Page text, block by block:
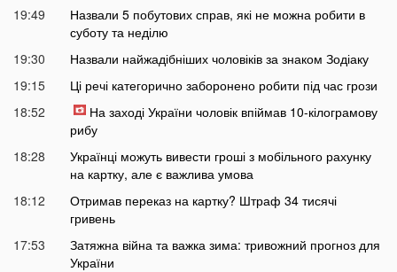
19:49
Назвали 5 побутових справ, які не можна робити в
суботу та неділю
19:30
Назвали найжадібніших чоловіків за знаком Зодіаку
19:15
Ці речі категорично заборонено робити під час грози
18:52
На заході України чоловік впіймав 10-кілограмову
рибу
18:28
Українці можуть вивести гроші з мобільного рахунку
на картку, але є важлива умова
18:12
Отримав переказ на картку? Штраф 34 тисячі
гривень
17:53
Затяжна війна та важка зима: тривожний прогноз для
України